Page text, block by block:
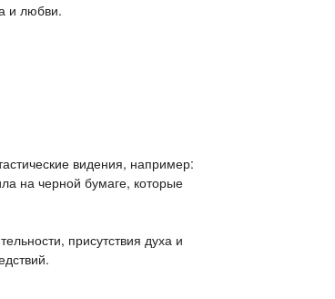
и любви.
видения, например:
на черной бумаге, которые
присутствия духа и